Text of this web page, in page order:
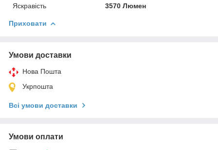
Яскравість
3570 Люмен
Приховати
Умови доставки
Нова Пошта
Укрпошта
Всі умови доставки
Умови оплати